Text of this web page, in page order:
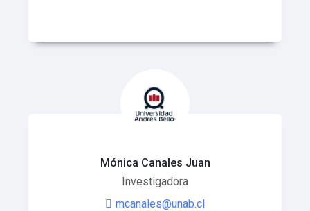
Mónica Canales Juan
Investigadora
mcanales@unab.cl